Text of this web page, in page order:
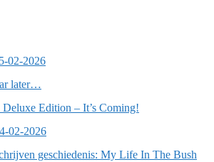
02-2026
later…
Deluxe Edition – It’s Coming!
02-2026
geschiedenis: My Life In The Bush